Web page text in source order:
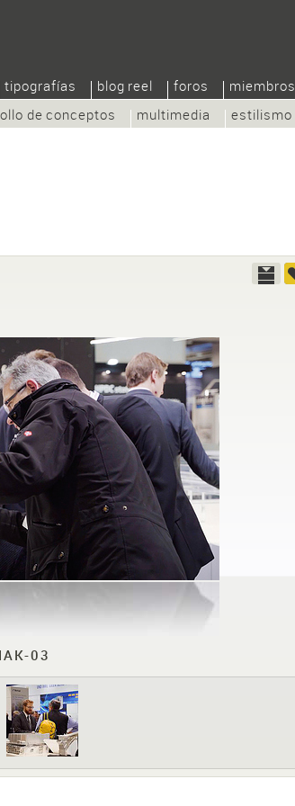
de conceptos multimedia estilismo
tipografías blog reel foros miembros
03